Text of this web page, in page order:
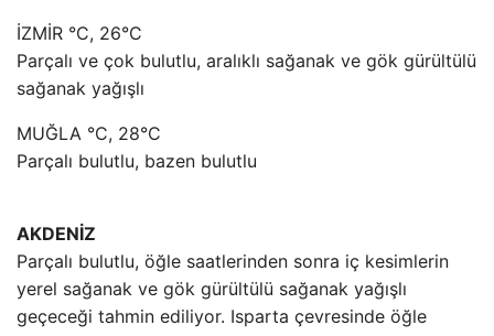
İZMİR °C, 26°C
Parçalı ve çok bulutlu, aralıklı sağanak ve gök gürültülü
sağanak yağışlı
MUĞLA °C, 28°C
Parçalı bulutlu, bazen bulutlu
AKDENİZ
Parçalı bulutlu, öğle saatlerinden sonra iç kesimlerin
yerel sağanak ve gök gürültülü sağanak yağışlı
geçeceği tahmin ediliyor. Isparta çevresinde öğle